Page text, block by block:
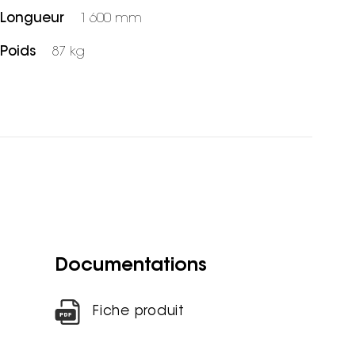
Longueur 1 600 mm
Poids 87 kg
Documentations
Fiche produit